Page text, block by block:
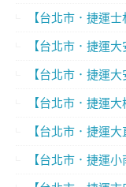
【台北市．捷運士
【台北市．捷運大
【台北市．捷運大
【台北市．捷運大
【台北市．捷運大
【台北市．捷運小